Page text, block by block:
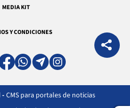
MEDIA KIT
Y CONDICIONES
-CMS para portales de noticias